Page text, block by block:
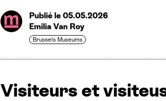
Publié le 05.05.2026
Emilia Van Roy
Brussels Museums
Visiteurs et